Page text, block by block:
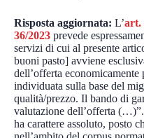
Risposta aggiornata: L’art.
36/2023 prevede
servizi di cui al presente
buoni pasto] avviene
dell’offerta economicamente
individuata sulla base del
qualità/prezzo. Il bando di
valutazione dell’offerta
ha carattere assoluto, posto